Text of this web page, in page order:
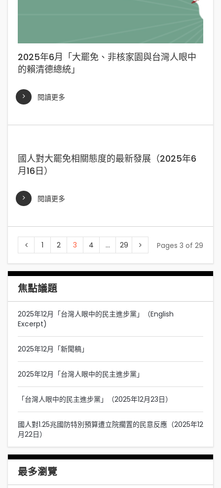
2025年6月「大罷免、非核家園與台灣人眼中
的賴清德總統」
閱讀更多
國人對大罷免相關態度的最新發展（2025年6
月16日）
閱讀更多
Pages 3 of 29
1 2 3 4 ... 29
焦點議題
2025年12月「台灣人眼中的民主進步黨」（English
Excerpt)
2025年12月「新聞稿」
2025年12月「台灣人眼中的民主進步黨」
「台灣人眼中的民主進步黨」（2025年12月23日）
國人對1.25兆國防特別預算遭立院擱置的民意反應（2025年12
月22日）
最多瀏覽